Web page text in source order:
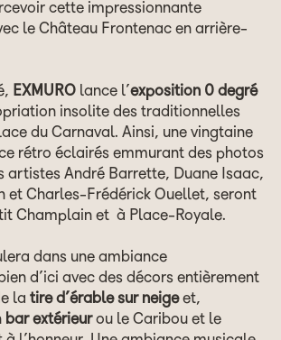
cette impressionnante
le Château Frontenac en arrière-
EXMURO lance l’exposition 0 degré
insolite des traditionnelles
du Carnaval. Ainsi, une vingtaine
rétro éclairés emmurant des photos
artistes André Barrette, Duane Isaac,
et Charles-Frédérick Ouellet, seront
Champlain et à Place-Royale.
dans une ambiance
d’ici avec des décors entièrement
la tire d’érable sur neigeet,
bar extérieurou le Caribou et le